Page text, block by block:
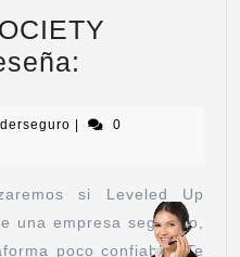
|
0
si Leveled Up
una empresa segura o,
poco confiable. Te